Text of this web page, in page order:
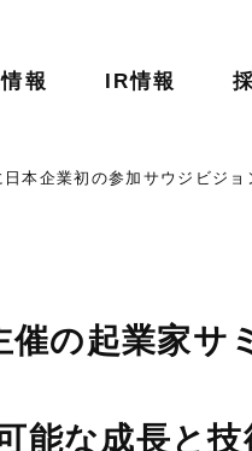
報 IR情報
本企業初の参加サウジビジ
の起業家サ
能な成長と技